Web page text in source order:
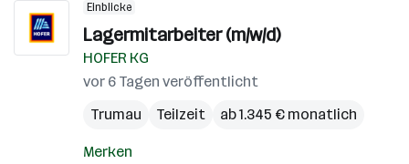
Einblicke
Lagermitarbeiter (m/w/d)
HOFER KG
vor 6 Tagen veröffentlicht
Trumau
Teilzeit ab 1.345 € monatlich
Merken